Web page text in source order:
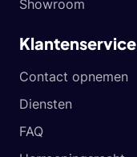
Showroom
Klantenservice
Contact opnemen
Diensten
FAQ